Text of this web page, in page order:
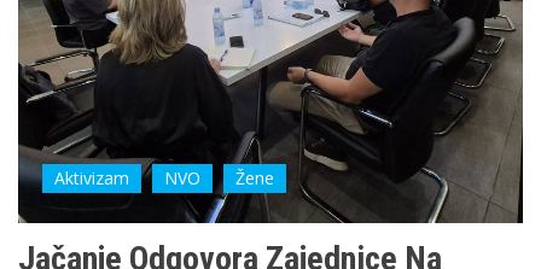
Aktivizam NVO Žene
Jačanje Odgovora Zajednice Na